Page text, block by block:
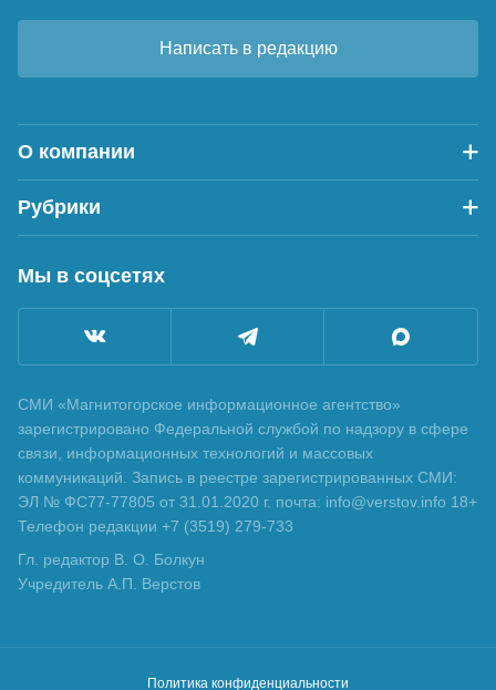
Написать в редакцию
О компании
Рубрики
Мы в соцсетях
СМИ «Магнитогорское информационное агентство»
зарегистрировано Федеральной службой по надзору в сфере
связи, информационных технологий и массовых
коммуникаций. Запись в реестре зарегистрированных СМИ:
ЭЛ № ФС77-77805 от 31.01.2020 г. почта: info@verstov.info 18+
Телефон редакции +7 (3519) 279-733
Гл. редактор В. О. Болкун
Учредитель А.П. Верстов
Политика конфиденциальности